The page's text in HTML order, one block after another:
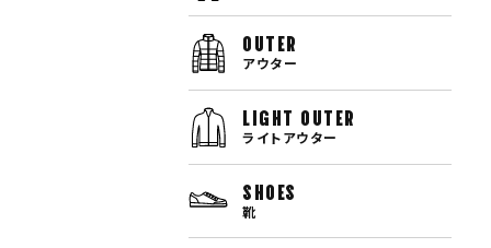
OUTER
アウター
LIGHT OUTER
ライトアウター
SHOES
靴